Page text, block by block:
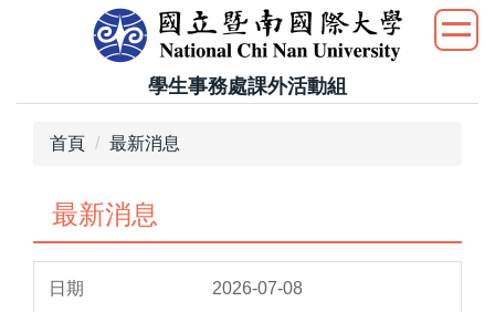
學生事務處課外活動組
首頁 最新消息
最新消息
2026-07-08